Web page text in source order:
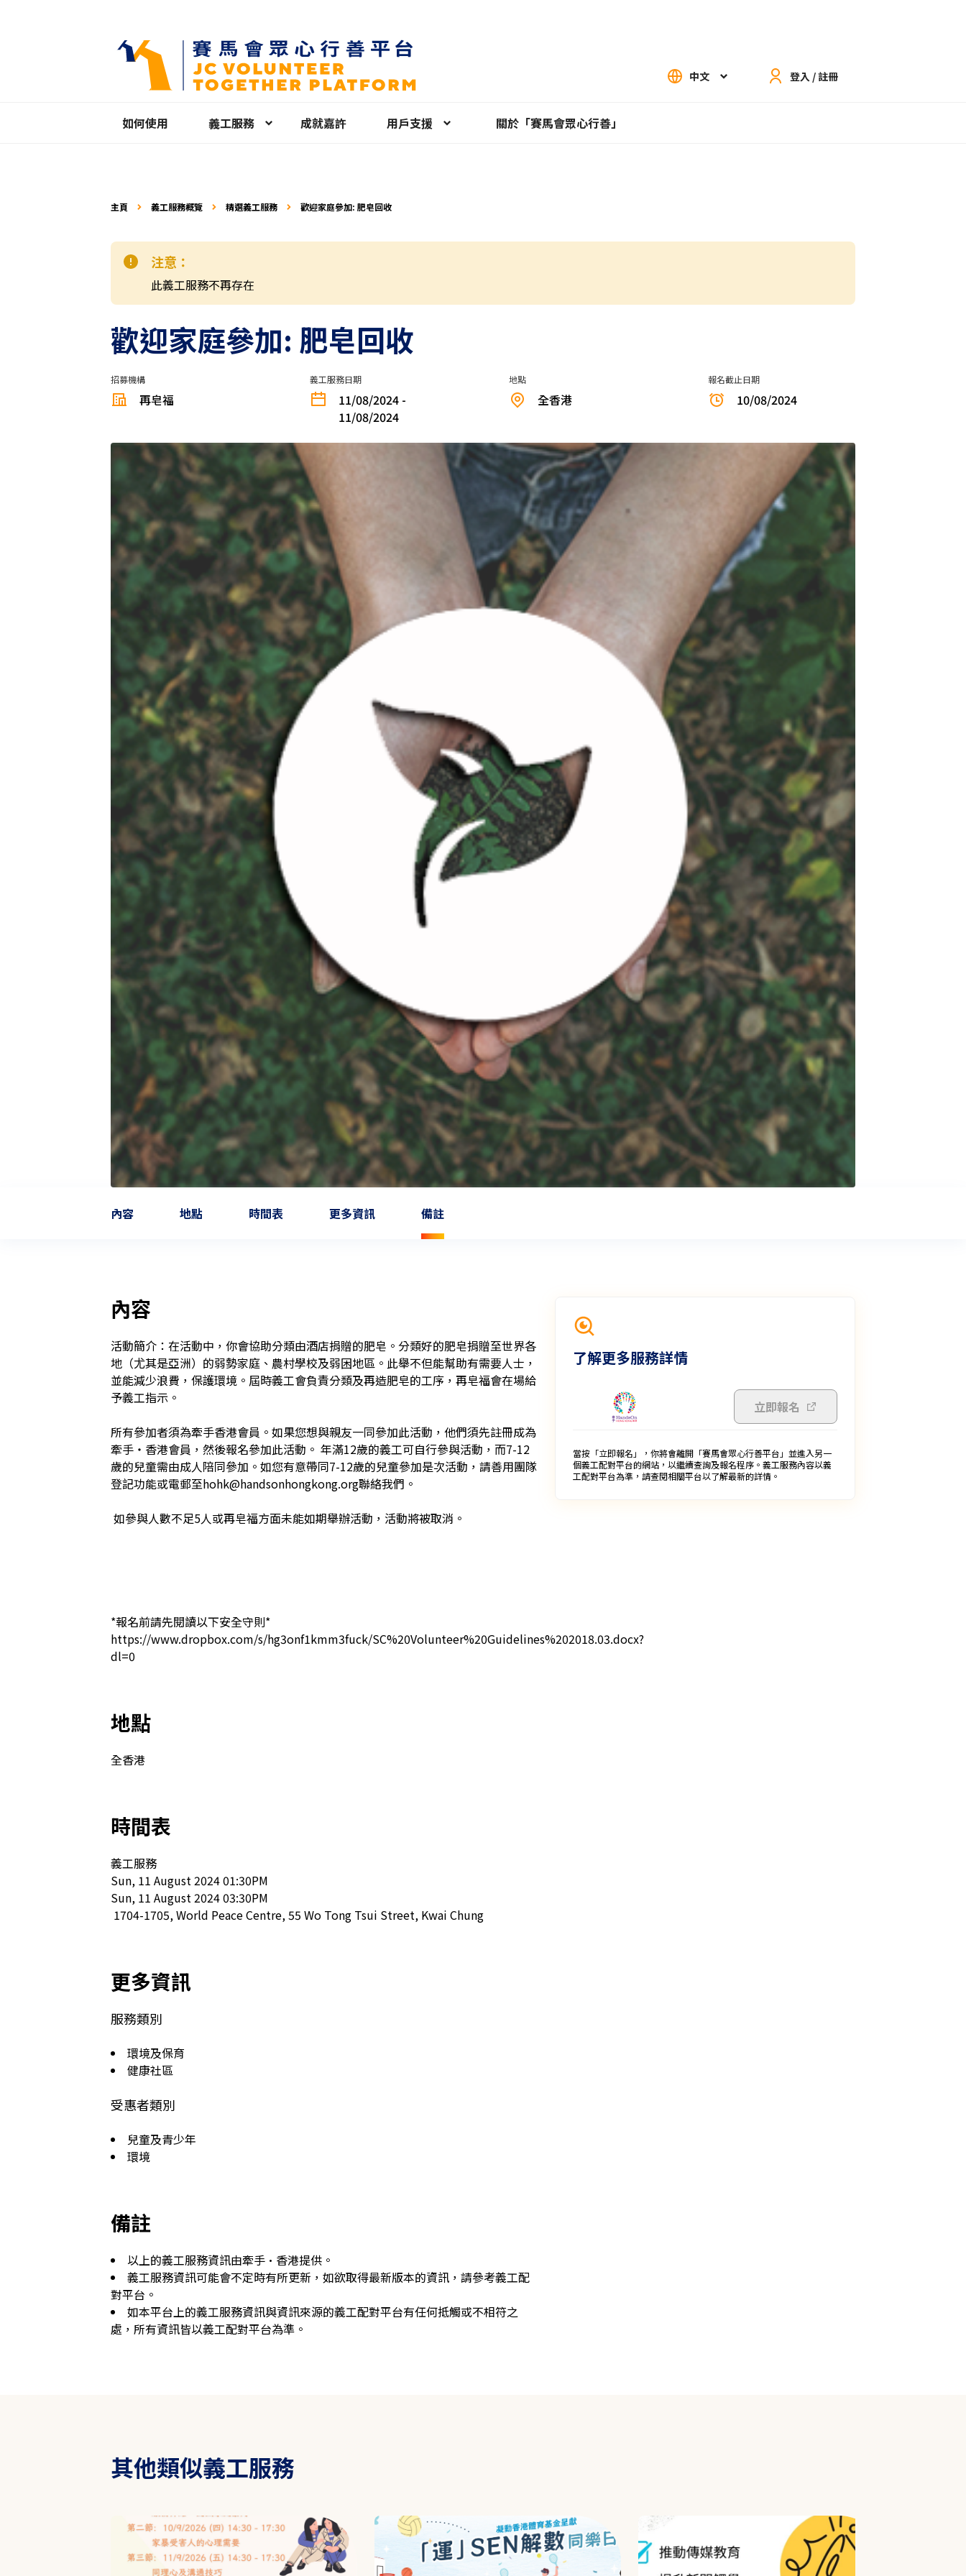
中文 登入 / 註冊
如何使用 義工服務 成就嘉許 用戶支援 關於「賽馬會眾心行善」
主頁 義工服務概覽 精選義工服務 歡迎家庭參加: 肥皂回收
注意：
此義工服務不再存在
歡迎家庭參加: 肥皂回收
招募機構
再皂福
義工服務日期
11/08/2024 -
11/08/2024
地點
全香港
報名截止日期
10/08/2024
內容 地點 時間表 更多資訊 備註
內容
活動簡介：在活動中，你會協助分類由酒店捐贈的肥皂。分類好的肥皂捐贈至世界各
地（尤其是亞洲）的弱勢家庭、農村學校及弱困地區。此舉不但能幫助有需要人士，
並能減少浪費，保護環境。屆時義工會負責分類及再造肥皂的工序，再皂福會在場給
予義工指示。
所有參加者須為牽手香港會員。如果您想與親友一同參加此活動，他們須先註冊成為
牽手‧香港會員，然後報名參加此活動。 年滿12歲的義工可自行參與活動，而7-12
歲的兒童需由成人陪同參加。如您有意帶同7-12歲的兒童參加是次活動，請善用團隊
登記功能或電郵至hohk@handsonhongkong.org聯絡我們。
*報名前請先閱讀以下安全守則*
https://www.dropbox.com/s/hg3onf1kmm3fuck/SC%20Volunteer%20Guidelines%202018.03.docx?
dl=0
地點
全香港
時間表
義工服務
Sun, 11 August 2024 01:30PM
Sun, 11 August 2024 03:30PM
1704-1705, World Peace Centre, 55 Wo Tong Tsui Street, Kwai Chung
更多資訊
服務類別
環境及保育
健康社區
受惠者類別
兒童及青少年
環境
備註
以上的義工服務資訊由牽手·香港提供。
義工服務資訊可能會不定時有所更新，如欲取得最新版本的資訊，請參考義工配
對平台。
如本平台上的義工服務資訊與資訊來源的義工配對平台有任何抵觸或不相符之
處，所有資訊皆以義工配對平台為準。
了解更多服務詳情
立即報名
當按「立即報名」，你將會離開「賽馬會眾心行善平台」並進入另一
個義工配對平台的網站，以繼續查詢及報名程序。義工服務內容以義
工配對平台為準，請查閱相關平台以了解最新的詳情。
其他類似義工服務